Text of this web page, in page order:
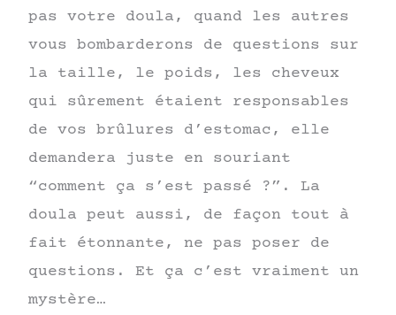
pas votre doula, quand les autres
vous bombarderons de questions sur
la taille, le poids, les cheveux
qui sûrement étaient responsables
de vos brûlures d’estomac, elle
demandera juste en souriant
“comment ça s’est passé ?”. La
doula peut aussi, de façon tout à
fait étonnante, ne pas poser de
questions. Et ça c’est vraiment un
mystère…